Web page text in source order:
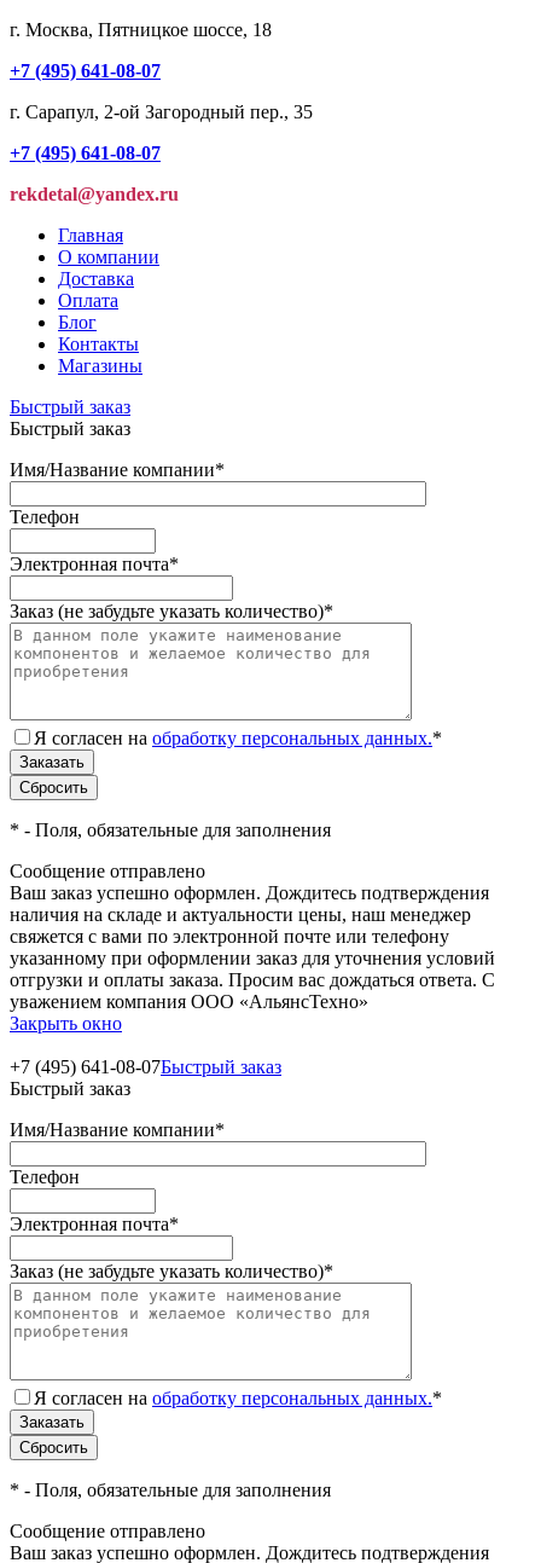
г. Москва, Пятницкое шоссе, 18
+7 (495) 641-08-07
г. Сарапул, 2-ой Загородный пер., 35
+7 (495) 641-08-07
rekdetal@yandex.ru
Главная
О компании
Доставка
Оплата
Блог
Контакты
Магазины
Быстрый заказ
Быстрый заказ
Имя/Название компании*
Телефон
Электронная почта*
Заказ (не забудьте указать количество)*
Я согласен на обработку персональных данных.*
* - Поля, обязательные для заполнения
Сообщение отправлено
Ваш заказ успешно оформлен. Дождитесь подтверждения
наличия на складе и актуальности цены, наш менеджер
свяжется с вами по электронной почте или телефону
указанному при оформлении заказ для уточнения условий
отгрузки и оплаты заказа. Просим вас дождаться ответа. С
уважением компания ООО «АльянсТехно»
Закрыть окно
+7 (495) 641-08-07Быстрый заказ
Быстрый заказ
Имя/Название компании*
Телефон
Электронная почта*
Заказ (не забудьте указать количество)*
Я согласен на обработку персональных данных.*
* - Поля, обязательные для заполнения
Сообщение отправлено
Ваш заказ успешно оформлен. Дождитесь подтверждения